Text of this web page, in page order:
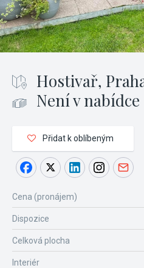
Hostivař,
Není v nabídce
Přidat k oblíbeným
Cena (pronájem)
Dispozice
Celková plocha
Interiér